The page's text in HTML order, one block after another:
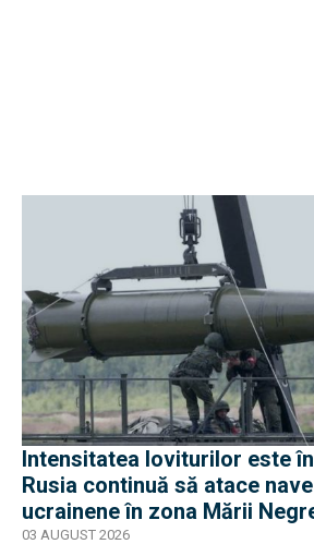
Intensitatea loviturilor este
Rusia continuă să atace
ucrainene în zona Mării
03 AUGUST 2026